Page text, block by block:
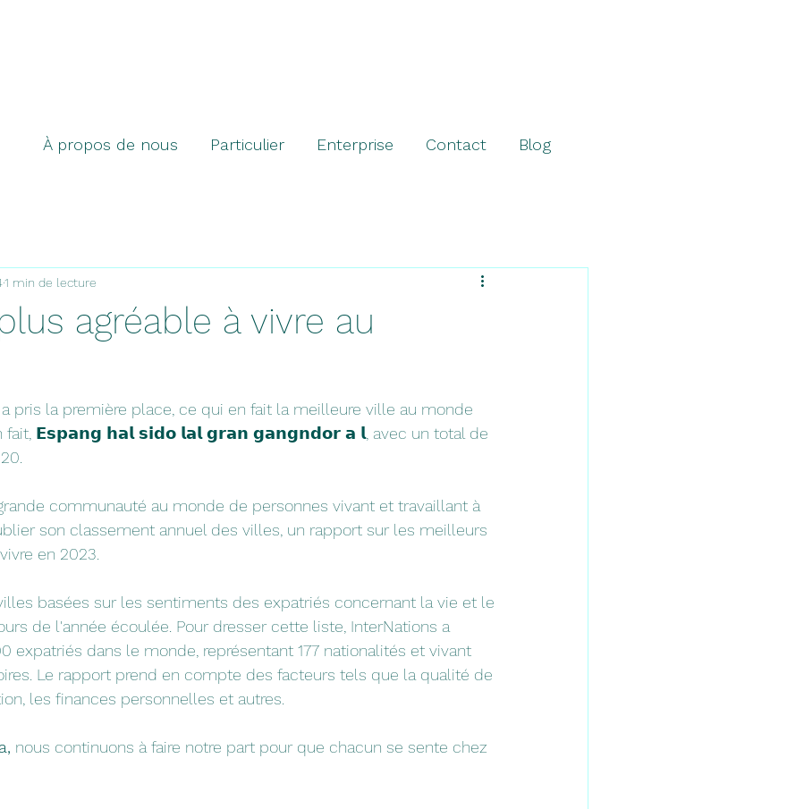
À propos de nous Particulier Enterprise Contact Blog
agréable à vivre au
1 min de lecture
pris la première place, ce qui en fait la meilleure ville au monde
fait, 𝗘𝘀𝗽𝗮𝗻𝗴 𝗵𝗮𝗹 𝘀𝗶𝗱𝗼 𝗹𝗮𝗹 𝗴𝗿𝗮𝗻 𝗴𝗮𝗻𝗴𝗻𝗱𝗼𝗿 𝗮 𝗹, avec un total de
communauté au monde de personnes vivant et travaillant à
son classement annuel des villes, un rapport sur les meilleurs
en 2023.
basées sur les sentiments des expatriés concernant la vie et le
de l'année écoulée. Pour dresser cette liste, InterNations a
expatriés dans le monde, représentant 177 nationalités et vivant
Le rapport prend en compte des facteurs tels que la qualité de
les finances personnelles et autres.
nous continuons à faire notre part pour que chacun se sente chez